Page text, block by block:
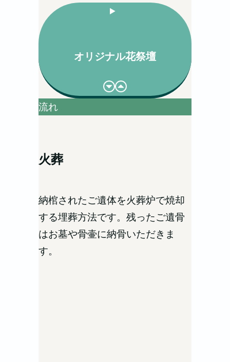
オリジナル花祭壇
流れ
火葬
納棺されたご遺体を火葬炉で焼却
する埋葬方法です。残ったご遺骨
はお墓や骨壷に納骨いただきま
す。